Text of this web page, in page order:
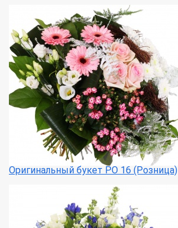
Оригинальный букет РО 16 (Розница)